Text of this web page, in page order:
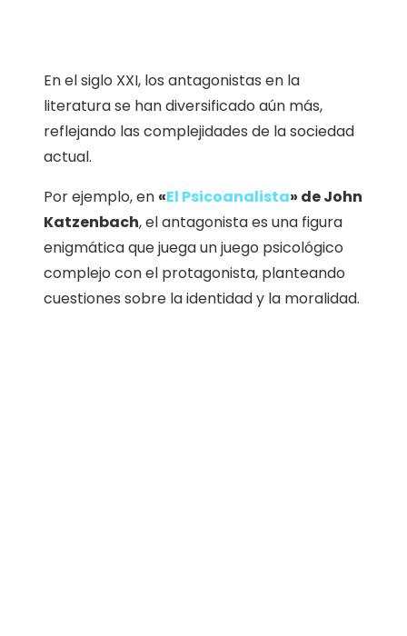
En el siglo XXI, los antagonistas en la
literatura se han diversificado aún más,
reflejando las complejidades de la sociedad
actual.
Por ejemplo, en «El Psicoanalista» de John
Katzenbach, el antagonista es una figura
enigmática que juega un juego psicológico
complejo con el protagonista, planteando
cuestiones sobre la identidad y la moralidad.